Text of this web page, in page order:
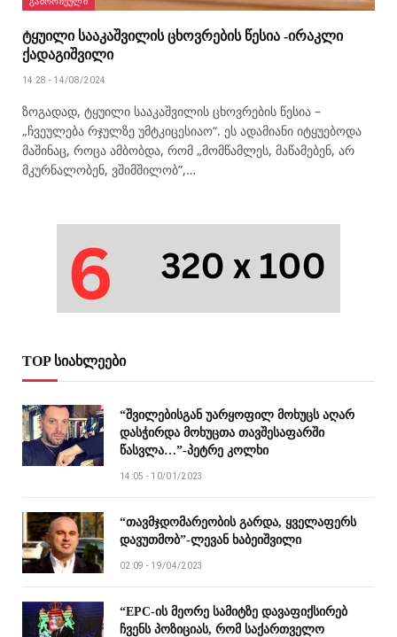
ტყუილი სააკაშვილის ცხოვრების წესია -ირაკლი
ქადაგიშვილი
14:28 - 14/08/2024
ზოგადად, ტყუილი სააკაშვილის ცხოვრების წესია –
„ჩვეულება რჯულზე უმტკიცესიაო“. ეს ადამიანი იტყუებოდა
მაშინაც, როცა ამბობდა, რომ „მომწამლეს, მაწამებენ, არ
მკურნალობენ, ვშიმშილობ”,…
TOP სიახლეები
“შვილებისგან უარყოფილ მოხუცს აღარ
დასჭირდა მოხუცთა თავშესაფარში
წასვლა…”-პეტრე კოლხი
14:05 - 10/01/2023
“თავმჯდომარეობის გარდა, ყველაფერს
დავუთმობ”-ლევან ხაბეიშვილი
02:09 - 19/04/2023
“EPC-ის მეორე სამიტზე დავაფიქსირებ
ჩვენს პოზიციას, რომ საქართველო